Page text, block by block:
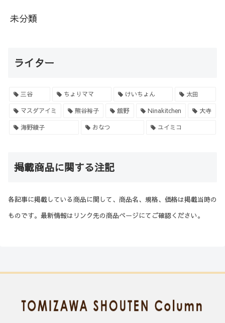
未分類
ライター
三谷 ちょりママ けいちょん 太田
マスダアイミ 熊谷裕子 舘野 Ninakitchen 大寺
海野綾子 おなつ ユイミコ
掲載商品に関する注記
各記事に掲載している商品に関して、商品名、規格、価格は掲載当時の
ものです。最新情報はリンク先の商品ページにてご確認ください。